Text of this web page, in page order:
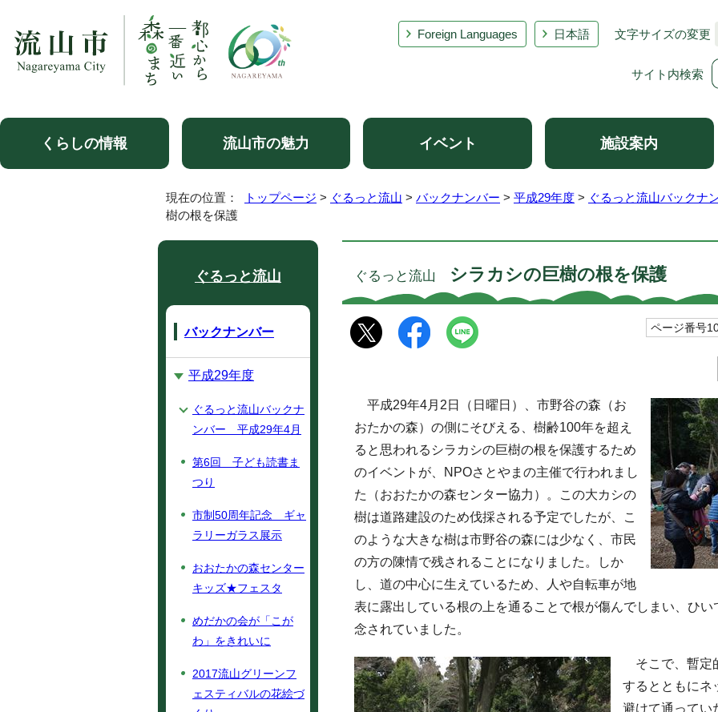
Foreign Languages 日本語 文字サイズの変更
サイト内検索
くらしの情報 流山市の魅力 イベント 施設案内
現在の位置： トップページ > ぐるっと流山 > バックナンバー > 平成29年度 > ぐるっと流山バック
樹の根を保護
ぐるっと流山 シラカシの巨樹の根を保護
ページ番号
平成29年4月2日（日曜日）、市野谷の森（お
おたかの森）の側にそびえる、樹齢100年を超え
ると思われるシラカシの巨樹の根を保護するため
のイベントが、NPOさとやまの主催で行われまし
た（おおたかの森センター協力）。この大カシの
樹は道路建設のため伐採される予定でしたが、こ
のような大きな樹は市野谷の森には少なく、市民
の方の陳情で残されることになりました。しか
し、道の中心に生えているため、人や自転車が地
表に露出している根の上を通ることで根が傷んでしまい、ひ
念されていました。
そこで、暫定
するとともにネ
避けて通ってい
ぐるっと流山
バックナンバー
平成29年度
ぐるっと流山バックナ
ンバー 平成29年4月
第6回 子ども読書ま
つり
市制50周年記念 ギャ
ラリーガラス展示
おおたかの森センター
キッズ★フェスタ
めだかの会が「こが
わ」をきれいに
2017流山グリーンフ
ェスティバルの花絵づ